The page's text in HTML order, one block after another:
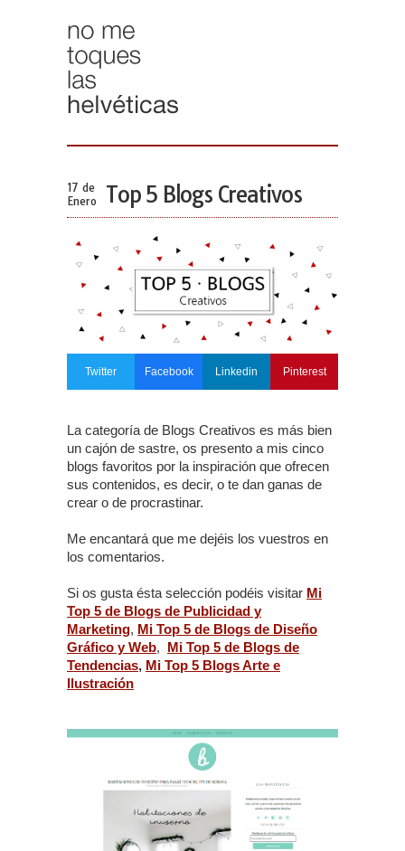
17 de
Enero
Top 5 Blogs Creativos
Twitter Facebook Linkedin Pinterest
La categoría de Blogs Creativos es más bien
un cajón de sastre, os presento a mis cinco
blogs favoritos por la inspiración que ofrecen
sus contenidos, es decir, o te dan ganas de
crear o de procrastinar.
Me encantará que me dejéis los vuestros en
los comentarios.
Si os gusta ésta selección podéis visitar Mi
Top 5 de Blogs de Publicidad y
Marketing, Mi Top 5 de Blogs de Diseño
Gráfico y Web, Mi Top 5 de Blogs de
Tendencias, Mi Top 5 Blogs Arte e
Ilustración